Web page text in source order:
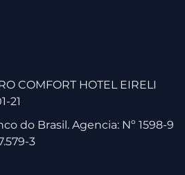
COMFORT HOTEL EIRELI
21
do Brasil. Agencia: Nº 1598-9
3